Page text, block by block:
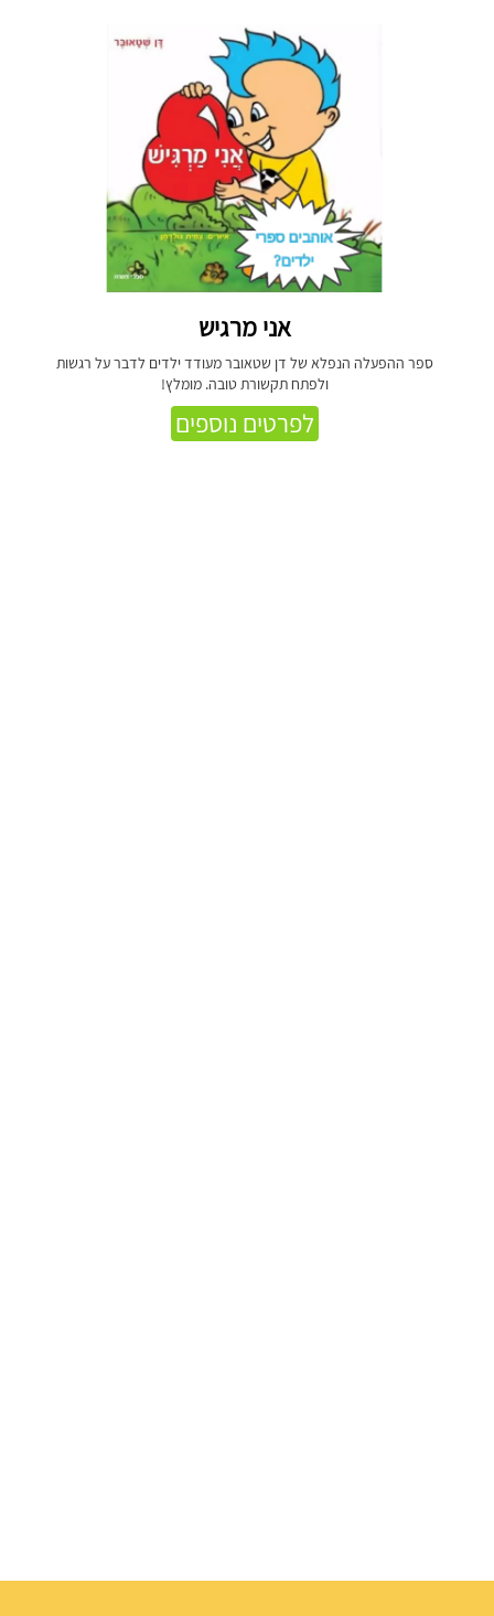
אני מרגיש
ספר ההפעלה הנפלא של דן שטאובר מעודד ילדים לדבר על רגשות
ולפתח תקשורת טובה. מומלץ!
לפרטים נוספים